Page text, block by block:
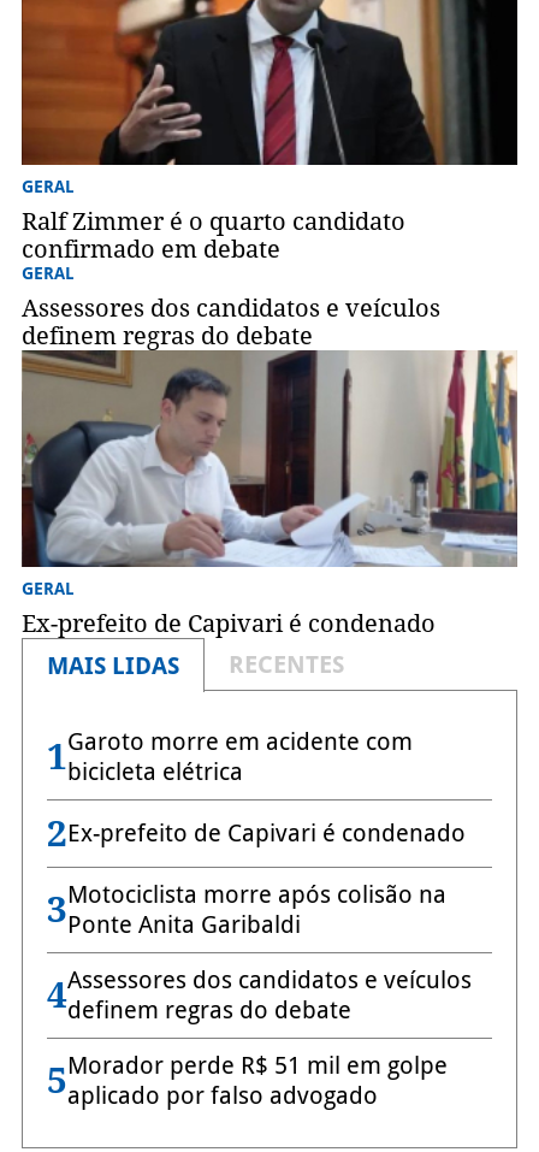
GERAL
Ralf Zimmer é o quarto candidato
confirmado em debate
GERAL
Assessores dos candidatos e veículos
definem regras do debate
GERAL
Ex-prefeito de Capivari é condenado
MAIS LIDAS
RECENTES
1Garoto morre em acidente com
bicicleta elétrica
2Ex-prefeito de Capivari é condenado
3Motociclista morre após colisão na
Ponte Anita Garibaldi
4Assessores dos candidatos e veículos
definem regras do debate
5Morador perde R$ 51 mil em golpe
aplicado por falso advogado